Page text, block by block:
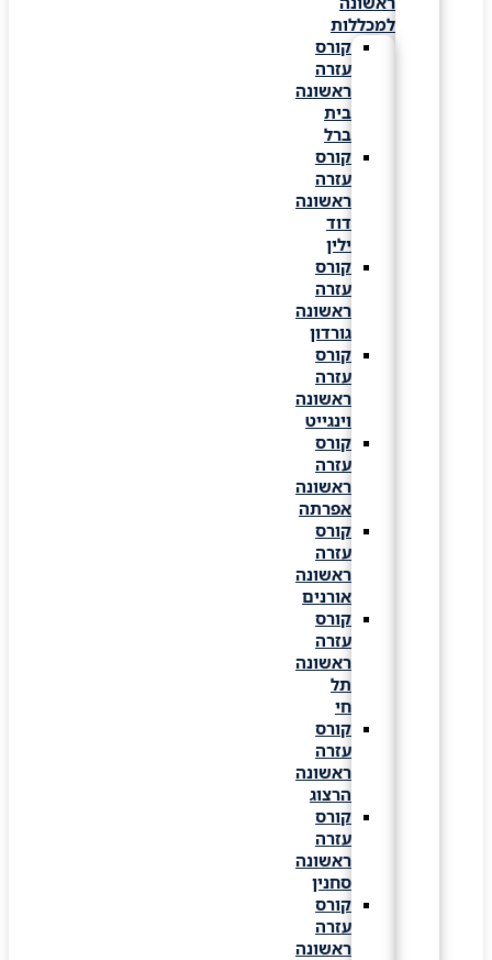
למכללות
קורס
עזרה
ראשונה
קורס
עזרה
ראשונה
קורס
עזרה
ראשונה
גורדון
קורס
עזרה
ראשונה
וינגייט
קורס
עזרה
ראשונה
אפרתה
קורס
עזרה
ראשונה
אורנים
קורס
עזרה
ראשונה
קורס
עזרה
ראשונה
הרצוג
קורס
עזרה
ראשונה
סחנין
קורס
עזרה
ראשונה